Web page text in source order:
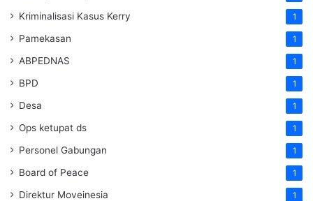
Kriminalisasi Kasus Kerry 1
Pamekasan 1
ABPEDNAS 1
BPD 1
Desa 1
Ops ketupat ds 1
Personel Gabungan 1
Board of Peace 1
Direktur Moveinesia 1